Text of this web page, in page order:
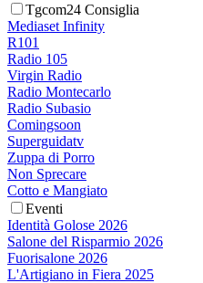
Tgcom24 Consiglia
Mediaset Infinity
R101
Radio 105
Virgin Radio
Radio Montecarlo
Radio Subasio
Comingsoon
Superguidatv
Zuppa di Porro
Non Sprecare
Cotto e Mangiato
Eventi
Identità Golose 2026
Salone del Risparmio 2026
Fuorisalone 2026
L'Artigiano in Fiera 2025